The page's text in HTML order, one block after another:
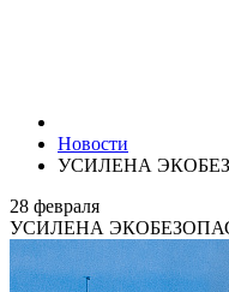
Новости
УСИЛЕНА
28 февраля
УСИЛЕНА